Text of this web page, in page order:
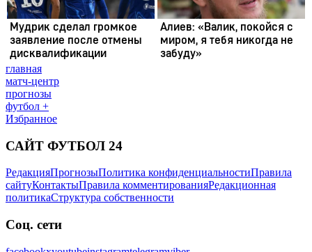
главная
матч-центр
прогнозы
футбол +
Избранное
САЙТ ФУТБОЛ 24
РедакцияПрогнозыПолитика конфиденциальностиПравила
сайтуКонтактыПравила комментированияРедакционная
политикаСтруктура собственности
Соц. сети